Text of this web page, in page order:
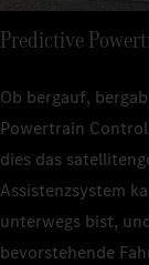
Predictive
Ob bergauf,
Powertrain
dies das
Assistenzsystem
unterwegs bist,
bevorstehende